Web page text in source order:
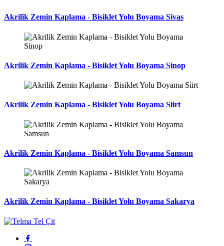
Akrilik Zemin Kaplama - Bisiklet Yolu Boyama Sivas
Akrilik Zemin Kaplama - Bisiklet Yolu Boyama Sinop
Akrilik Zemin Kaplama - Bisiklet Yolu Boyama Siirt
Akrilik Zemin Kaplama - Bisiklet Yolu Boyama Samsun
Akrilik Zemin Kaplama - Bisiklet Yolu Boyama Sakarya